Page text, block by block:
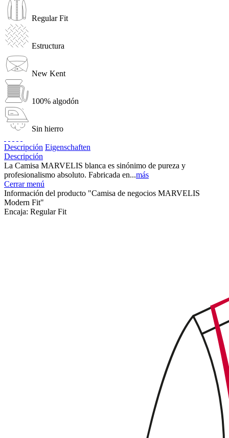
Regular Fit
Estructura
New Kent
100% algodón
Sin hierro
Descripción Eigenschaften
Descripción
La Camisa MARVELIS blanca es sinónimo de pureza y
profesionalismo absoluto. Fabricada en...más
Cerrar menú
Información del producto "Camisa de negocios MARVELIS
Modern Fit"
Encaja: Regular Fit